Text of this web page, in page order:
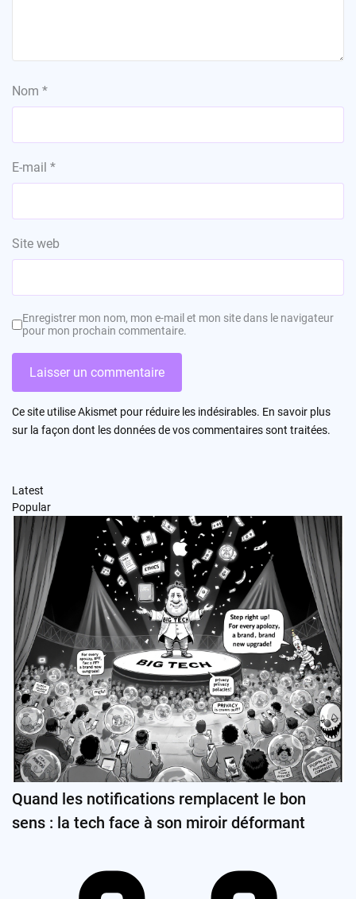
Nom *
E-mail *
Site web
Enregistrer mon nom, mon e-mail et mon site dans le navigateur
pour mon prochain commentaire.
Ce site utilise Akismet pour réduire les indésirables. En savoir plus
sur la façon dont les données de vos commentaires sont traitées.
Latest
Popular
Quand les notifications remplacent le bon
sens : la tech face à son miroir déformant